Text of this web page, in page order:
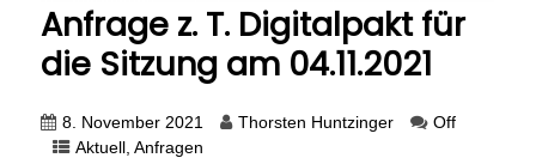
Anfrage z. T. Digitalpakt für
die Sitzung am 04.11.2021
8. November 2021 Thorsten Huntzinger
Off
Aktuell ,Anfragen